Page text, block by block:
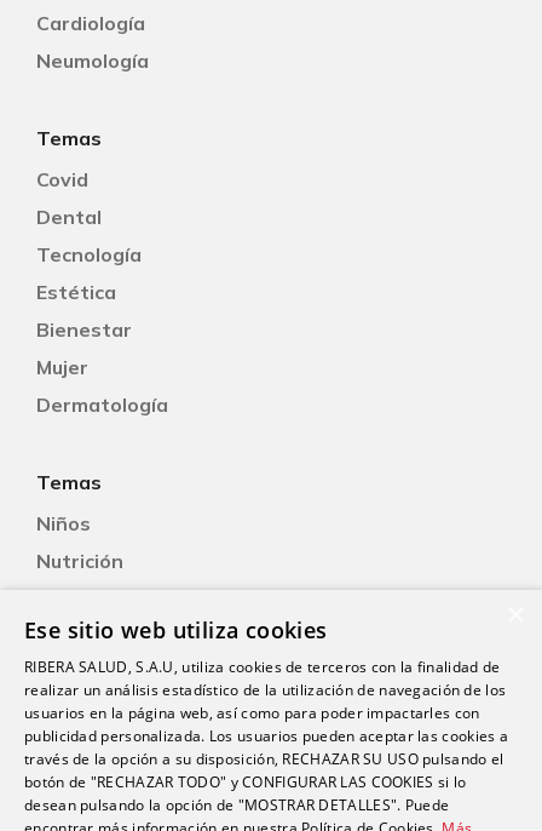
Cardiología
Neumología
Temas
Covid
Dental
Tecnología
Estética
Bienestar
Mujer
Dermatología
Temas
Niños
Nutrición
Salud Sexual
Oftalmología
Otorrinolaringología
Oncología
Fisioterapia
Contacto
Ese sitio web utiliza cookies
RIBERA SALUD, S.A.U, utiliza cookies de terceros con la finalidad de
realizar un análisis estadístico de la utilización de navegación de los
usuarios en la página web, así como para poder impactarles con
publicidad personalizada. Los usuarios pueden aceptar las cookies a
través de la opción a su disposición, RECHAZAR SU USO pulsando el
botón de "RECHAZAR TODO" y CONFIGURAR LAS COOKIES si lo
desean pulsando la opción de "MOSTRAR DETALLES". Puede